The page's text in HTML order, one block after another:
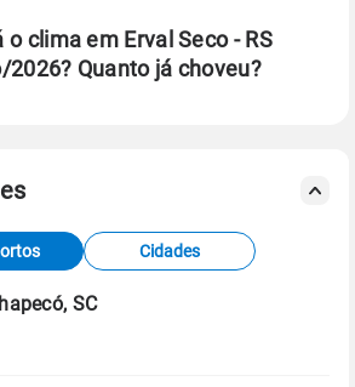
o clima em Erval Seco - RS
Quanto já choveu?
de estações
satélite do Centro de Previsão
Climáticos (CPTEC).
informações sobre os dados
Cidades
SC